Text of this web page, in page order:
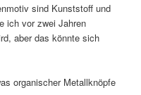
sind Kunststoff und
ich vor zwei Jahren
aber das könnte sich
organischer Metallknöpfe